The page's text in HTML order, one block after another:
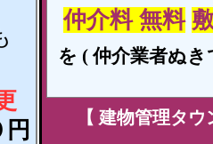
円
仲介料 無料
を ( 仲介業者ぬき
【 建物管理タウ